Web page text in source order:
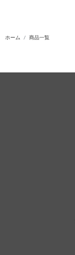
ホーム 商品一覧